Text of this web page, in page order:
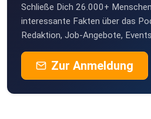
Schließe Dich 26.000+
interessante Fakten über das
Redaktion, Job-Angebote,
Zur Anmeldung